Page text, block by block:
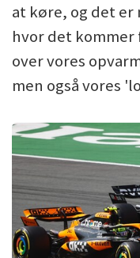
at køre, og det
hvor det kommer
over vores
men også vores